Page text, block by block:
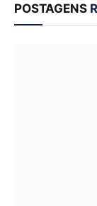
POSTAGENS